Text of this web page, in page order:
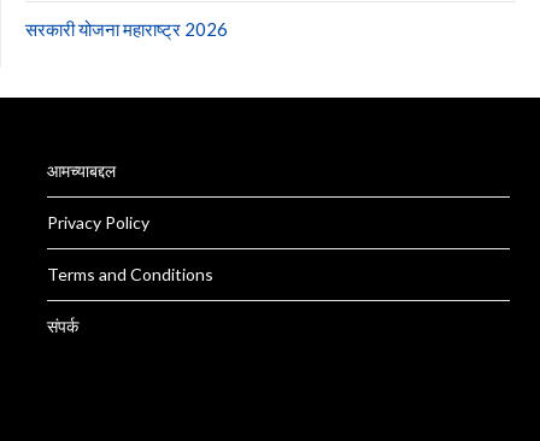
सरकारी योजना महाराष्ट्र 2026
आमच्याबद्दल
Privacy Policy
Terms and Conditions
संपर्क